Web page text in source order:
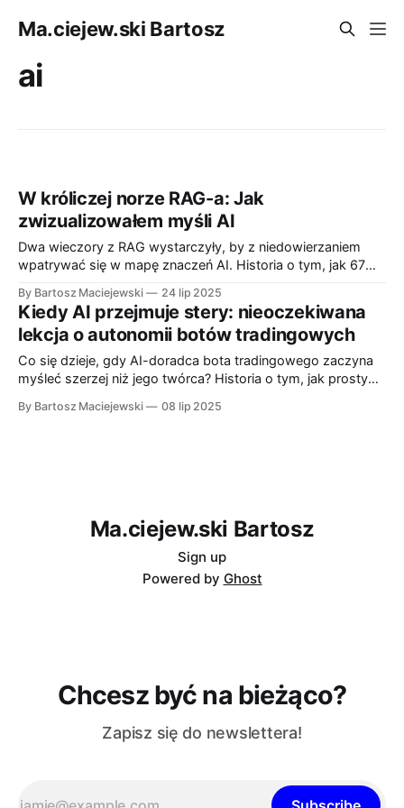
Ma.ciejew.ski Bartosz
ai
W króliczej norze RAG-a: Jak
zwizualizowałem myśli AI
Dwa wieczory z RAG wystarczyły, by z niedowierzaniem
wpatrywać się w mapę znaczeń AI. Historia o tym, jak 67
zajrzeć pod maskę sztucznej inteligencji i odkryć, że model
widzi semantyczne klastry tam, gdzie my widzimy tylko
chaotyczne decyzje.
By Bartosz Maciejewski 24 lip 2025
Kiedy AI przejmuje stery: nieoczekiwana
lekcja o autonomii botów tradingowych
Co się dzieje, gdy AI-doradca bota tradingowego zaczyna
myśleć szerzej niż jego twórca? Historia o tym, jak prosty
między ludzkim i maszynowym podejściem do
By Bartosz Maciejewski 08 lip 2025
Ma.ciejew.ski Bartosz
Sign up
Powered by Ghost
Chcesz być na bieżąco?
Zapisz się do newslettera!